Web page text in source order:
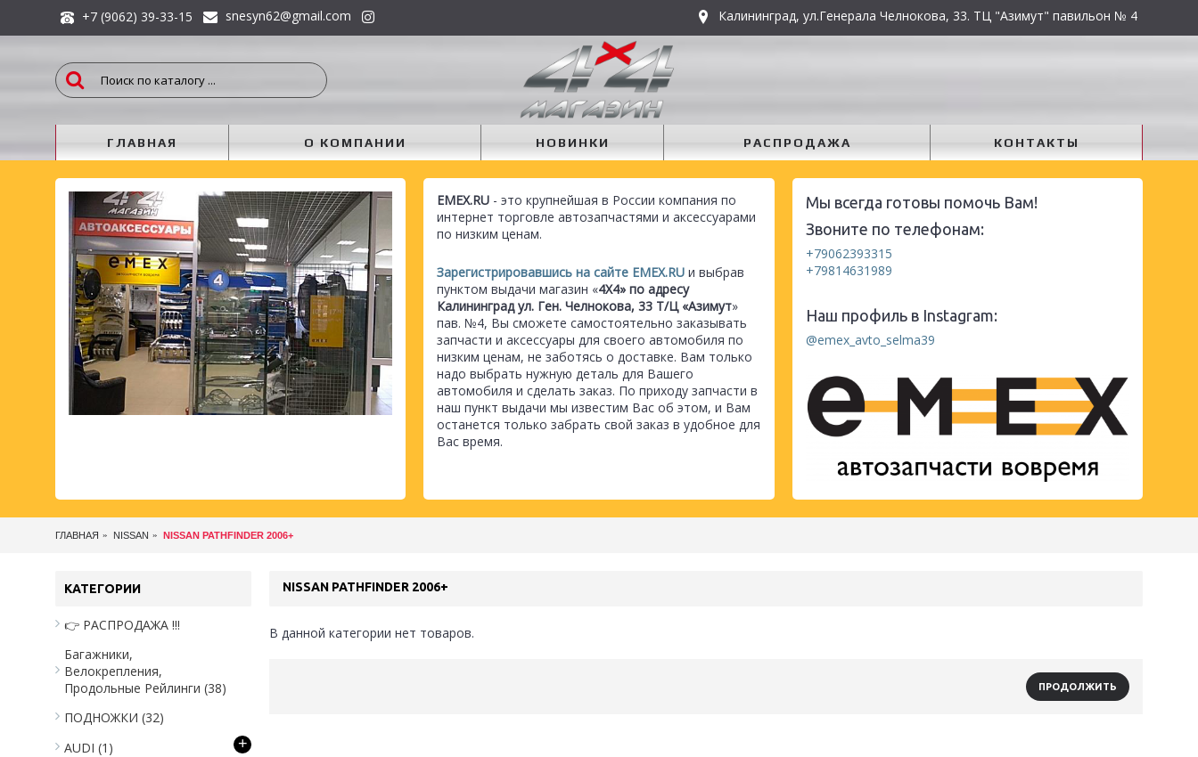
+7 (9062) 39-33-15 snesyn62@gmail.com Калининград, ул.Генерала Челнокова, 33. ТЦ "Азимут" павильон № 4
ГЛАВНАЯ О КОМПАНИИ НОВИНКИ РАСПРОДАЖА КОНТАКТЫ
EMEX.RU - это крупнейшая в России компания по
интернет торговле автозапчастями и аксессуарами
по низким ценам.
Зарегистрировавшись на сайте EMEX.RU и выбрав
пунктом выдачи магазин «4Х4» по адресу
Калининград ул. Ген. Челнокова, 33 Т/Ц «Азимут»
пав. №4, Вы сможете самостоятельно заказывать
запчасти и аксессуары для своего автомобиля по
низким ценам, не заботясь о доставке. Вам только
надо выбрать нужную деталь для Вашего
автомобиля и сделать заказ. По приходу запчасти в
наш пункт выдачи мы известим Вас об этом, и Вам
останется только забрать свой заказ в удобное для
Вас время.
Мы всегда готовы помочь Вам!
Звоните по телефонам:
+79062393315
+79814631989
Наш профиль в Instagram:
@emex_avto_selma39
ГЛАВНАЯ NISSAN NISSAN PATHFINDER 2006+
КАТЕГОРИИ
👉 РАСПРОДАЖА !!!
Багажники,
Велокрепления,
Продольные Рейлинги (38)
ПОДНОЖКИ (32)
AUDI (1) +
NISSAN PATHFINDER 2006+
В данной категории нет товаров.
ПРОДОЛЖИТЬ